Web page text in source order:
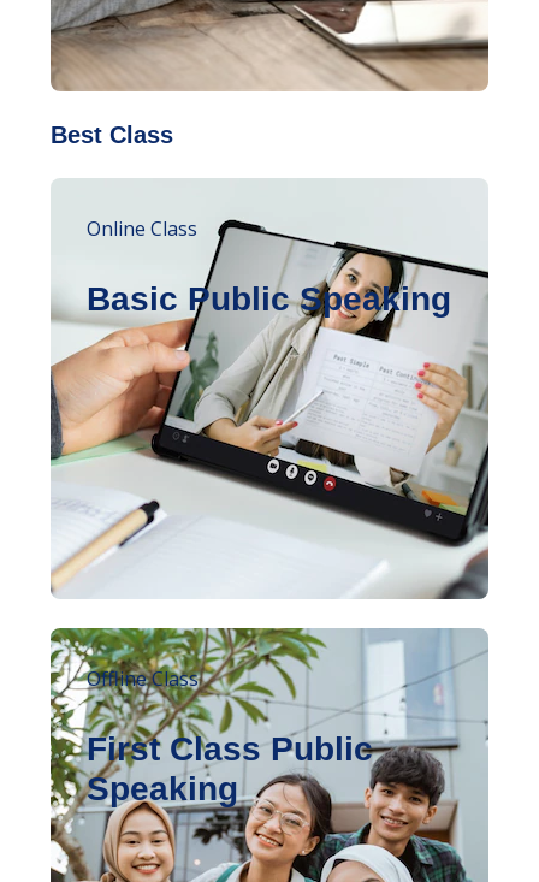
Best Class
Online Class
Basic Public Speaking
Offline Class
First Class Public
Speaking